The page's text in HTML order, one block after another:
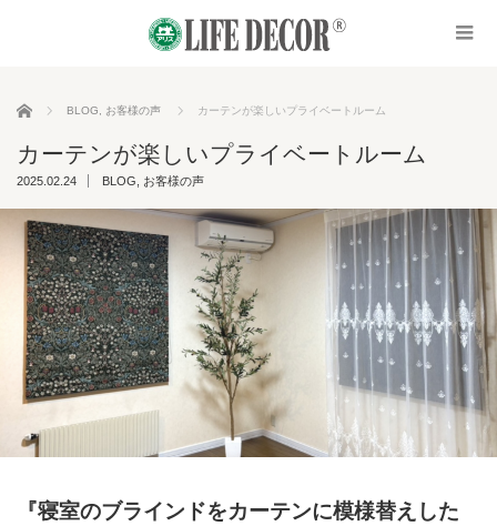
ホーム BLOG お客様の声 カーテンが楽しいプライベートルーム
カーテンが楽しいプライベートルーム
2025.02.24 BLOG お客様の声
『寝室のブラインドをカーテンに模様替えした